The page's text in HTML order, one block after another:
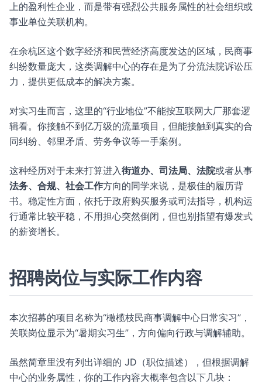
上的盈利性企业，而是带有强烈公共服务属性的社会组织或
事业单位关联机构。
在余杭区这个数字经济和民营经济高度发达的区域，民商事
纠纷数量庞大，这类调解中心的存在是为了分流法院诉讼压
力，提供更低成本的解决方案。
对实习生而言，这里的“行业地位”不能按互联网大厂那套逻
辑看。你接触不到亿万级的流量项目，但能接触到真实的合
同纠纷、邻里矛盾、劳务争议等一手案例。
这种经历对于未来打算进入街道办、司法局、法院或者从事
法务、合规、社会工作方向的同学来说，是极佳的履历背
书。稳定性方面，依托于政府购买服务或司法指导，机构运
行通常比较平稳，不用担心突然倒闭，但也别指望有爆发式
的薪资增长。
招聘岗位与实际工作内容
本次招募的项目名称为“橄榄枝民商事调解中心日常实习”，
关联岗位显示为“暑期实习生”，方向偏向行政与调解辅助。
虽然简章里没有列出详细的 JD（职位描述），但根据调解
中心的业务属性，你的工作内容大概率包含以下几块：